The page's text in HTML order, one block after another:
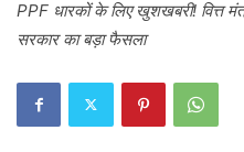
PPF धारकों के लिए खुशखबरी! वित्त
सरकार का बड़ा फैसला